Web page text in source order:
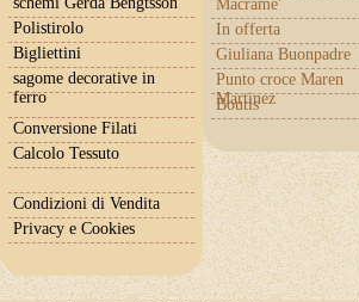
Macrame'
In offerta
Giuliana Buonpadre
Punto croce Maren
Martinez
Boutis
Polistirolo
Bigliettini
sagome decorative in
ferro
Conversione Filati
Calcolo Tessuto
Condizioni di Vendita
Privacy e Cookies